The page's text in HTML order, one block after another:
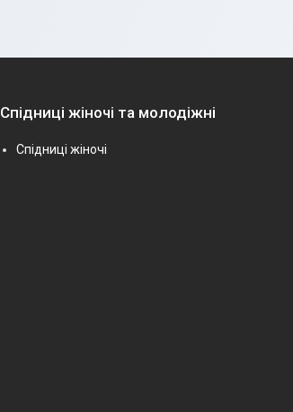
Спідниці жіночі та молодіжні
Спідниці жіночі